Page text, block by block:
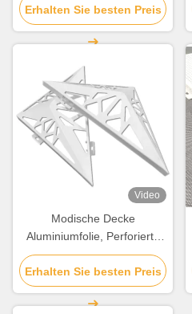
Erhalten Sie besten Preis
Video
Modische Decke
Aluminiumfolie, Perforierte
Aluminiumplatten für die
Fassade
Erhalten Sie besten Preis